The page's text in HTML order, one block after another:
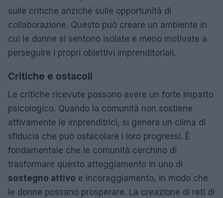
sulle critiche anziché sulle opportunità di
collaborazione. Questo può creare un ambiente in
cui le donne si sentono isolate e meno motivate a
perseguire i propri obiettivi imprenditoriali.
Critiche e ostacoli
Le critiche ricevute possono avere un forte impatto
psicologico. Quando la comunità non sostiene
attivamente le imprenditrici, si genera un clima di
sfiducia che può ostacolare i loro progressi. È
fondamentale che le comunità cerchino di
trasformare questo atteggiamento in uno di
sostegno attivo e incoraggiamento, in modo che
le donne possano prosperare. La creazione di reti di